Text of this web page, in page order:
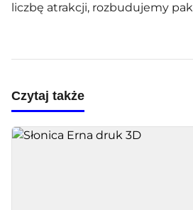
liczbę atrakcji, rozbudujemy
Czytaj także